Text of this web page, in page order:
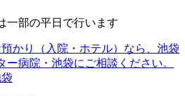
一部の平日で行います